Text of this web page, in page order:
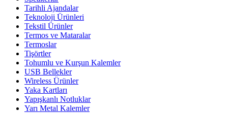
Tarihli Ajandalar
Teknoloji Ürünleri
Tekstil Ürünler
Termos ve Mataralar
Termoslar
Tişörtler
Tohumlu ve Kurşun Kalemler
USB Bellekler
Wireless Ürünler
Yaka Kartları
Yapışkanlı Notluklar
Yarı Metal Kalemler